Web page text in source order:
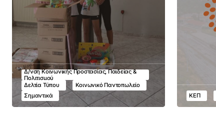
Δ/νση Κοινωνικής Προστασίας, Παιδείας &
Πολιτισμού
Δελτία Τύπου
Κοινωνικό Παντοπωλείο
Σημαντικά
ΚΕΠ